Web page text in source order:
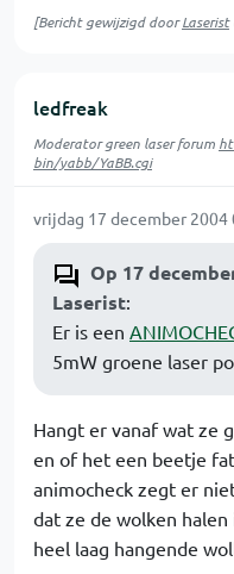
[Bericht gewijzigd doorLaserist
ledfreak
Moderator green laser forum
bin/yabb/YaBB.cgi
vrijdag 17 december 2004
Op 17
Laserist:
Er is een
5mW groene laser
Hangt er vanaf wat ze
en of het een beetje
animocheck zegt er
dat ze de wolken
heel laag hangende